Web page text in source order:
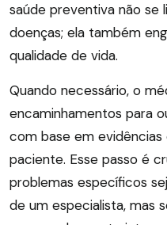
saúde preventiva não se
doenças; ela também
qualidade de vida.
Quando necessário, o
encaminhamentos para
com base em
paciente. Esse passo é
problemas específicos
de um especialista, mas